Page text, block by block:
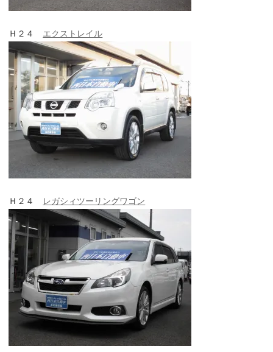
Ｈ２４ エクストレイル
Ｈ２４ レガシィツーリングワゴン